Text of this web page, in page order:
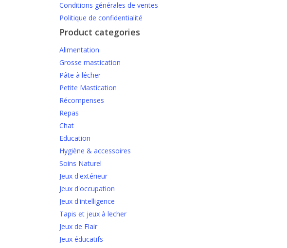
Conditions générales de ventes
Politique de confidentialité
Product categories
Alimentation
Grosse mastication
Pâte à lécher
Petite Mastication
Récompenses
Repas
Chat
Education
Hygiène & accessoires
Soins Naturel
Jeux d'extérieur
Jeux d'occupation
Jeux d'intelligence
Tapis et jeux à lecher
Jeux de Flair
Jeux éducatifs